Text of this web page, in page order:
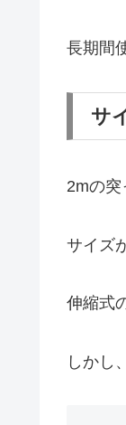
長期間
サ
2mの突
サイズ
伸縮式
しかし